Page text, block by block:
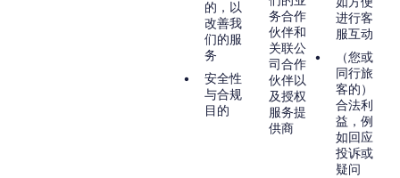
的，以
改善我
们的服
务
安全性
与合规
目的
务合作
伙伴和
关联公
司合作
伙伴以
及授权
服务提
供商
进行客
服互动
（您或
同行旅
客的）
合法利
益，例
如回应
投诉或
疑问